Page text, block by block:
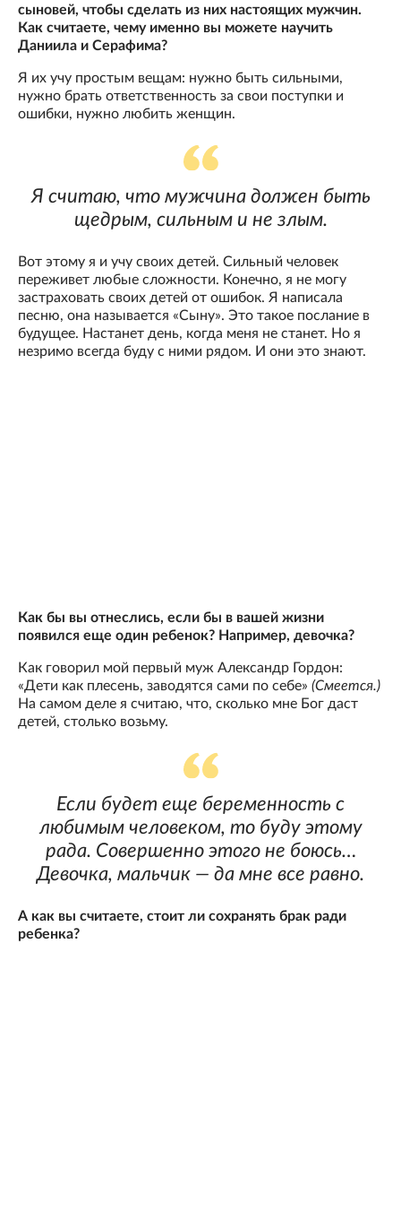
сыновей, чтобы сделать из них настоящих мужчин.
Как считаете, чему именно вы можете научить
Даниила и Серафима?
Я их учу простым вещам: нужно быть сильными,
нужно брать ответственность за свои поступки и
ошибки, нужно любить женщин.
Я считаю, что мужчина должен быть
щедрым, сильным и не злым.
Вот этому я и учу своих детей. Сильный человек
переживет любые сложности. Конечно, я не могу
застраховать своих детей от ошибок. Я написала
песню, она называется «Сыну». Это такое послание в
будущее. Настанет день, когда меня не станет. Но я
незримо всегда буду с ними рядом. И они это знают.
Как бы вы отнеслись, если бы в вашей жизни
появился еще один ребенок? Например, девочка?
Как говорил мой первый муж Александр Гордон:
«Дети как плесень, заводятся сами по себе» (Смеется.)
На самом деле я считаю, что, сколько мне Бог даст
детей, столько возьму.
Если будет еще беременность с
любимым человеком, то буду этому
рада. Совершенно этого не боюсь…
Девочка, мальчик — да мне все равно.
А как вы считаете, стоит ли сохранять брак ради
ребенка?